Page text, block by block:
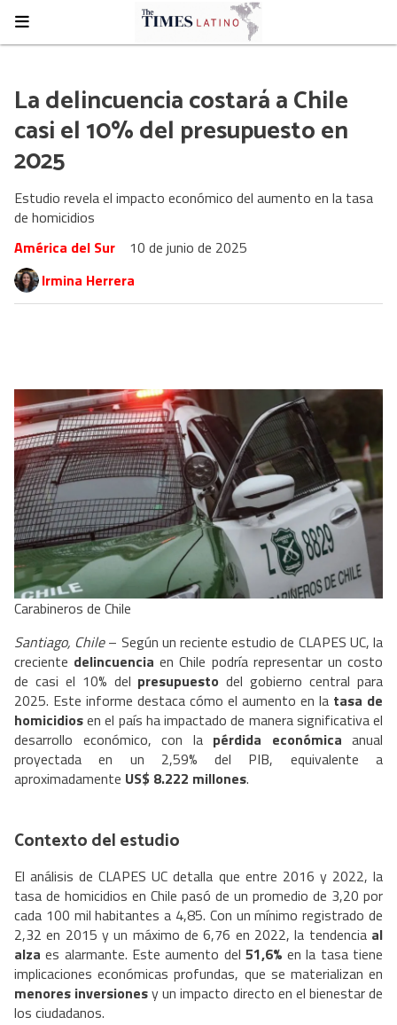
La delincuencia costará a Chile
casi el 10% del presupuesto en
2025
Estudio revela el impacto económico del aumento en la tasa
de homicidios
América del Sur
10 de junio de 2025
Irmina Herrera
Carabineros de Chile
Santiago, Chile– Según un reciente estudio de CLAPES UC, la
creciente delincuencia en Chile podría representar un costo
de casi el 10% del presupuesto del gobierno central para
2025. Este informe destaca cómo el aumento en la tasa de
homicidiosen el país ha impactado de manera significativa el
desarrollo económico, con la pérdida económica anual
proyectada en un 2,59% del PIB, equivalente a
aproximadamente US$ 8.222 millones.
Contexto del estudio
El análisis de CLAPES UC detalla que entre 2016 y 2022, la
tasa de homicidios en Chile pasó de un promedio de 3,20 por
cada 100 mil habitantes a 4,85. Con un mínimo registrado de
2,32 en 2015 y un máximo de 6,76 en 2022, la tendencia al
alza es alarmante. Este aumento del 51,6% en la tasa tiene
implicaciones económicas profundas, que se materializan en
menores inversionesy un impacto directo en el bienestar de
los ciudadanos.